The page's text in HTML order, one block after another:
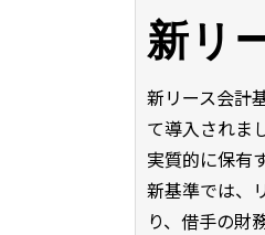
新リ
新リース会計
て導入されま
実質的に保有
新基準では、
り、借手の財